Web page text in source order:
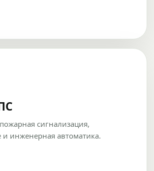
сигнализация,
инженерная автоматика.